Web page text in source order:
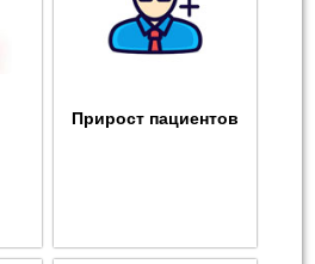
Прирост пациентов